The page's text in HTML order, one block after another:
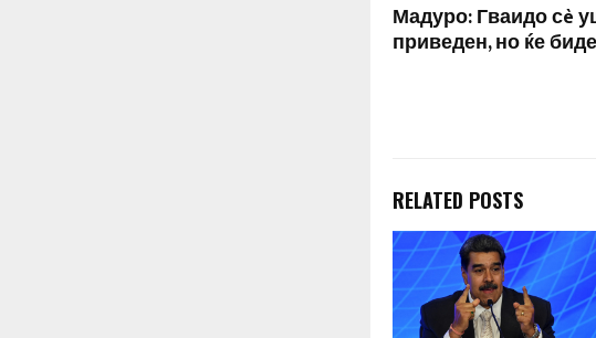
Мадуро: Гваидо сè
приведен, но ќе биде
RELATED POSTS